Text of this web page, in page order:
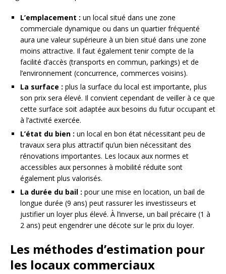
L’emplacement : un local situé dans une zone
commerciale dynamique ou dans un quartier fréquenté
aura une valeur supérieure à un bien situé dans une zone
moins attractive. Il faut également tenir compte de la
facilité d’accès (transports en commun, parkings) et de
l’environnement (concurrence, commerces voisins).
La surface : plus la surface du local est importante, plus
son prix sera élevé. Il convient cependant de veiller à ce que
cette surface soit adaptée aux besoins du futur occupant et
à l’activité exercée.
L’état du bien : un local en bon état nécessitant peu de
travaux sera plus attractif qu’un bien nécessitant des
rénovations importantes. Les locaux aux normes et
accessibles aux personnes à mobilité réduite sont
également plus valorisés.
La durée du bail : pour une mise en location, un bail de
longue durée (9 ans) peut rassurer les investisseurs et
justifier un loyer plus élevé. À l’inverse, un bail précaire (1 à
2 ans) peut engendrer une décote sur le prix du loyer.
Les méthodes d’estimation pour
les locaux commerciaux